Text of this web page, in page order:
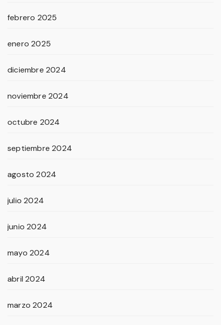
febrero 2025
enero 2025
diciembre 2024
noviembre 2024
octubre 2024
septiembre 2024
agosto 2024
julio 2024
junio 2024
mayo 2024
abril 2024
marzo 2024